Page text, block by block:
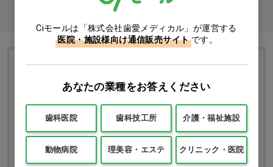
商品コード入力でクイックオーダー
プ
お支払いについて 送料について
返品・交換につい
修理・保証につい
Ciモールは「株式会社歯愛メディカル」が運営する
医院・施設様向け通信販売サイト です。
あなたの業種をお答えください
歯科医院 歯科技工所 介護・福祉施設
動物病院 理美容・エステ クリニック・医院